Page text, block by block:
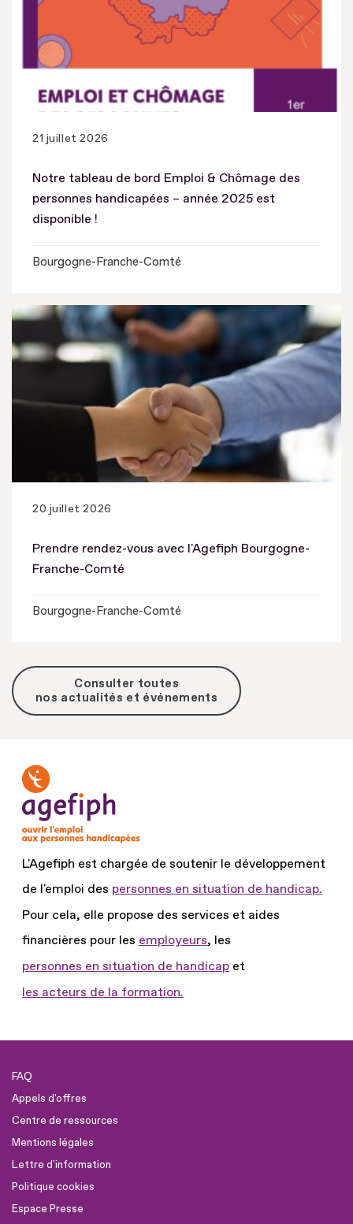
21 juillet 2026
Notre tableau de bord Emploi & Chômage des
personnes handicapées – année 2025 est
disponible !
Bourgogne-Franche-Comté
20 juillet 2026
Prendre rendez-vous avec l'Agefiph Bourgogne-
Franche-Comté
Bourgogne-Franche-Comté
Consulter toutes
nos actualités et événements
L'Agefiph est chargée de soutenir le développement
de l'emploi des personnes en situation de handicap.
Pour cela, elle propose des services et aides
financières pour les employeurs, les
personnes en situation de handicap et
les acteurs de la formation.
FAQ
Appels d'offres
Centre de ressources
Mentions légales
Lettre d'information
Politique cookies
Espace Presse